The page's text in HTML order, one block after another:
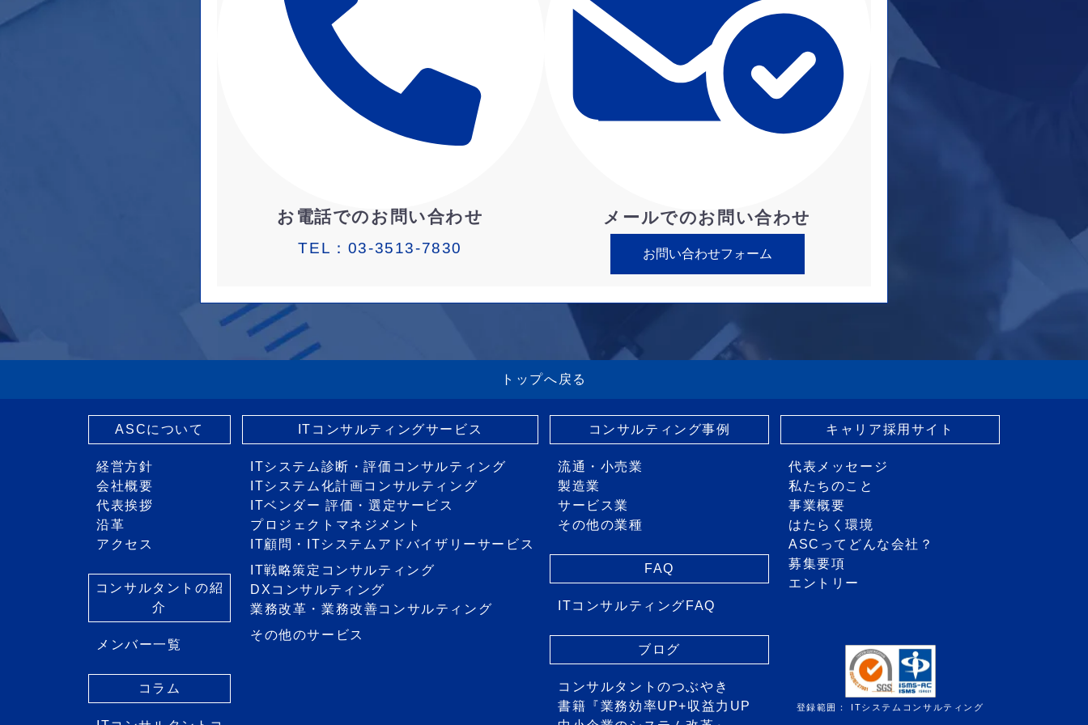
お電話でのお問い合わせ
TEL： 03-3513-7830
メールでのお問い合わせ
お問い合わせフォーム
トップへ戻る
ASCについて
経営方針
会社概要
代表挨拶
沿革
アクセス
コンサルタントの紹
介
メンバー一覧
コラム
ITコンサルティングサービス
ITシステム診断・評価コンサルティング
ITシステム化計画コンサルティング
ITベンダー 評価・選定サービス
プロジェクトマネジメント
IT顧問・ITシステムアドバイザリーサービス
IT戦略策定コンサルティング
DXコンサルティング
業務改革・業務改善コンサルティング
その他のサービス
コンサルティング事例
流通・小売業
製造業
サービス業
その他の業種
FAQ
ITコンサルティングFAQ
ブログ
コンサルタントのつぶやき
書籍『業務効率UP+収益力UP
キャリア採用サイト
代表メッセージ
私たちのこと
事業概要
はたらく環境
ASCってどんな会社？
募集要項
エントリー
登録範囲： ITシステムコンサルティング